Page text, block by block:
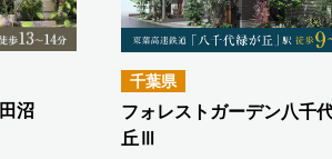
沼
千葉県
フォレストガーデン八千
丘Ⅲ